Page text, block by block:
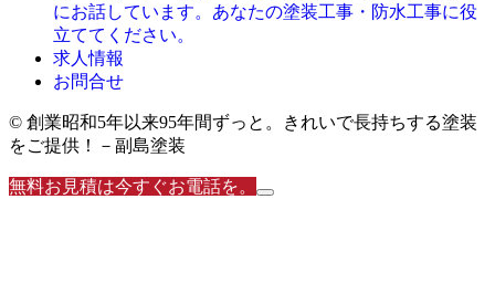
にお話しています。あなたの塗装工事・防水工事に役
立ててください。
求人情報
お問合せ
© 創業昭和5年以来95年間ずっと。きれいで長持ちする塗装
をご提供！－副島塗装
無料お見積は今すぐお電話を。